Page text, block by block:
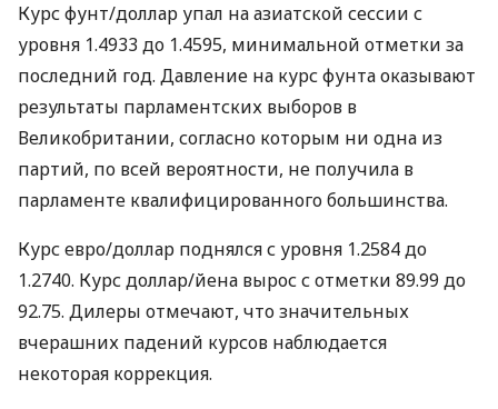
Курс фунт/доллар упал на азиатской сессии с
уровня 1.4933 до 1.4595, минимальной отметки за
последний год. Давление на курс фунта оказывают
результаты парламентских выборов в
Великобритании, согласно которым ни одна из
партий, по всей вероятности, не получила в
парламенте квалифицированного большинства.
Курс евро/доллар поднялся с уровня 1.2584 до
1.2740. Курс доллар/йена вырос с отметки 89.99 до
92.75. Дилеры отмечают, что значительных
вчерашних падений курсов наблюдается
некоторая коррекция.